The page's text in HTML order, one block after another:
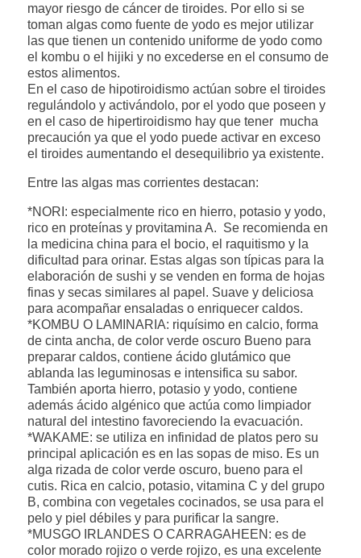
mayor riesgo de cáncer de tiroides. Por ello si se
toman algas como fuente de yodo es mejor utilizar
las que tienen un contenido uniforme de yodo como
el kombu o el hijiki y no excederse en el consumo de
estos alimentos.
En el caso de hipotiroidismo actúan sobre el tiroides
regulándolo y activándolo, por el yodo que poseen y
en el caso de hipertiroidismo hay que tener mucha
precaución ya que el yodo puede activar en exceso
el tiroides aumentando el desequilibrio ya existente.
Entre las algas mas corrientes destacan:
*NORI: especialmente rico en hierro, potasio y yodo,
rico en proteínas y provitamina A. Se recomienda en
la medicina china para el bocio, el raquitismo y la
dificultad para orinar. Estas algas son típicas para la
elaboración de sushi y se venden en forma de hojas
finas y secas similares al papel. Suave y deliciosa
para acompañar ensaladas o enriquecer caldos.
*KOMBU O LAMINARIA: riquísimo en calcio, forma
de cinta ancha, de color verde oscuro Bueno para
preparar caldos, contiene ácido glutámico que
ablanda las leguminosas e intensifica su sabor.
También aporta hierro, potasio y yodo, contiene
además ácido algénico que actúa como limpiador
natural del intestino favoreciendo la evacuación.
*WAKAME: se utiliza en infinidad de platos pero su
principal aplicación es en las sopas de miso. Es un
alga rizada de color verde oscuro, bueno para el
cutis. Rica en calcio, potasio, vitamina C y del grupo
B, combina con vegetales cocinados, se usa para el
pelo y piel débiles y para purificar la sangre.
*MUSGO IRLANDES O CARRAGAHEEN: es de
color morado rojizo o verde rojizo, es una excelente